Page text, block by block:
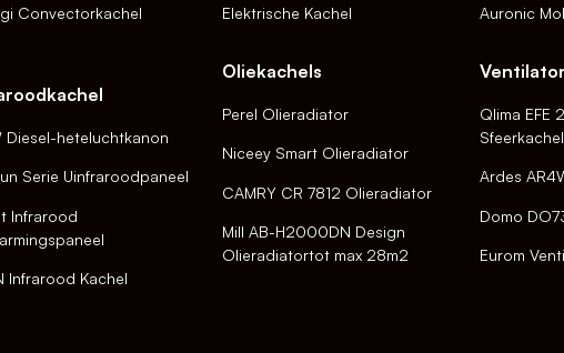
Convectorkachel
Diesel-heteluchtkanon
Serie Uinfraroodpaneel
Infrarood
Infrarood Kachel
Elektrische Kachel
Oliekachels
Perel Olieradiator
Niceey Smart Olieradiator
CAMRY CR 7812 Olieradiator
Mill AB-H2000DN Design
Olieradiatortot max 28m2
Auronic
Qlima EFE
Sfeerkachel
Ardes
Domo
Eurom